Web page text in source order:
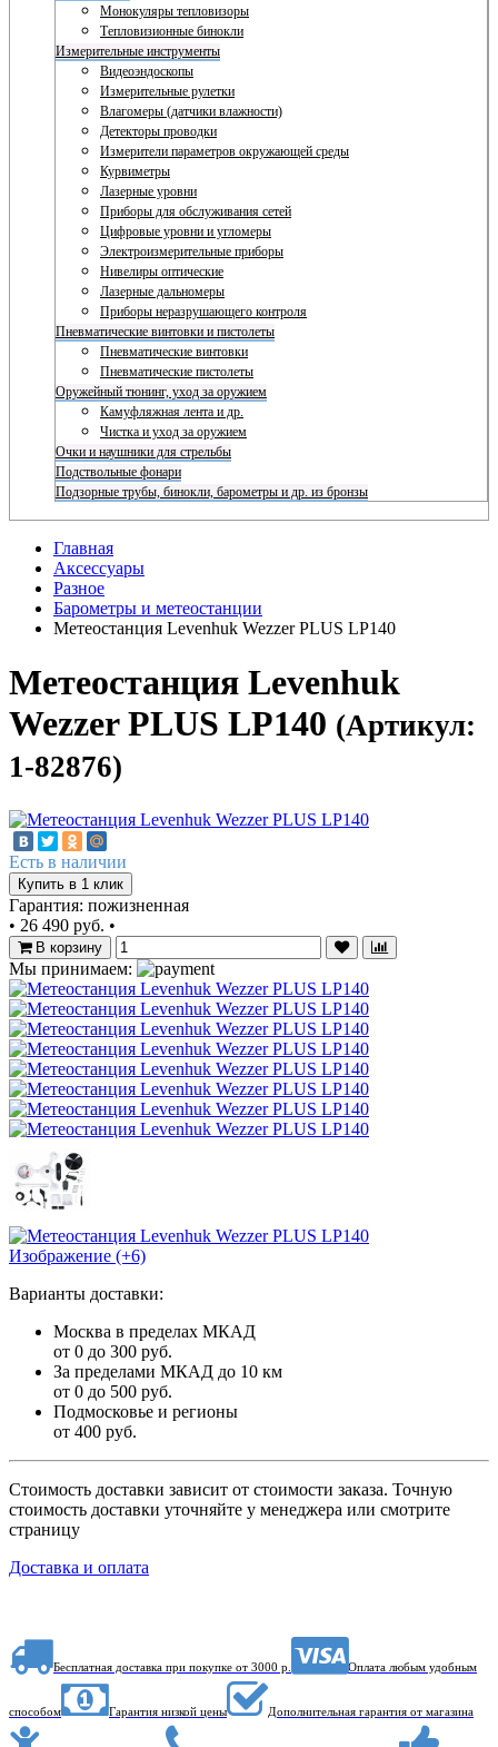
Монокуляры тепловизоры
Тепловизионные бинокли
Измерительные инструменты
Видеоэндоскопы
Измерительные рулетки
Влагомеры (датчики влажности)
Детекторы проводки
Измерители параметров окружающей среды
Курвиметры
Лазерные уровни
Приборы для обслуживания сетей
Цифровые уровни и угломеры
Электроизмерительные приборы
Нивелиры оптические
Лазерные дальномеры
Приборы неразрушающего контроля
Пневматические винтовки и пистолеты
Пневматические винтовки
Пневматические пистолеты
Оружейный тюнинг, уход за оружием
Камуфляжная лента и др.
Чистка и уход за оружием
Очки и наушники для стрельбы
Подствольные фонари
Подзорные трубы, бинокли, барометры и др. из бронзы
Главная
Аксессуары
Разное
Барометры и метеостанции
Метеостанция Levenhuk Wezzer PLUS LP140
Метеостанция Levenhuk
Wezzer PLUS LP140 (Артикул:
1-82876)
Есть в наличии
Купить в 1 клик
Гарантия: пожизненная
• 26 490 руб. •
В корзину
Мы принимаем:
Изображение (+6)
Варианты доставки:
Москва в пределах МКАД
от 0 до 300 руб.
За пределами МКАД до 10 км
от 0 до 500 руб.
Подмосковье и регионы
от 400 руб.
Стоимость доставки зависит от стоимости заказа. Точную
стоимость доставки уточняйте у менеджера или смотрите
страницу
Доставка и оплата
Бесплатная доставка при покупке от 3000 р. Оплата любым удобным
способом Гарантия низкой цены Дополнительная гарантия от магазина